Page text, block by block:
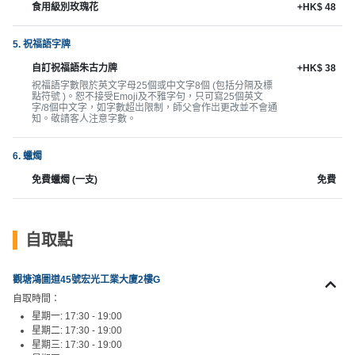
工
坊
戶
外
玩
遊
艇
租
食用級別玫瑰花 +HK$ 48
5. 祝福語字牌
自訂祝福語朱古力牌
祝福語字數限於英文字母25個或中文字8個 (包括分隔及標
點符號 )。恕不接受Emoji及不雅字句，只可寫25個英文
字/8個中文字，如字數超岀限制，師父會作岀更改並不會通
知。敬請客人注意字數。
+HK$ 38
6. 蠟燭
免費蠟燭 (一支) 免費
自取點
觀塘鴻圖道45號宏光工業大廈2樓G
自取時間：
星期一: 17:30 - 19:00
星期二: 17:30 - 19:00
星期三: 17:30 - 19:00